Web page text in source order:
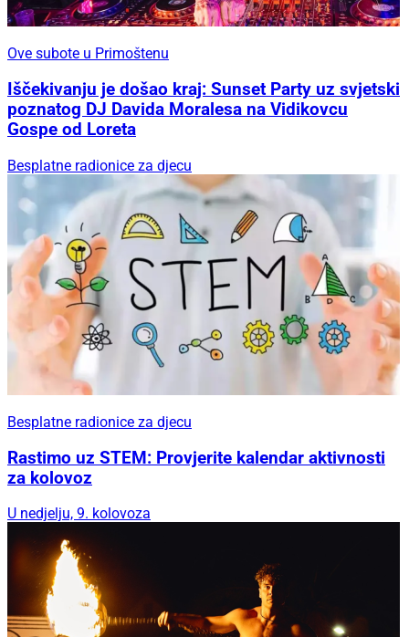
Ove subote u Primoštenu
Iščekivanju je došao kraj: Sunset Party uz svjetski
Gospe od Loreta
Besplatne radionice za djecu
Besplatne radionice za djecu
Rastimo uz STEM: Provjerite kalendar aktivnosti
U nedjelju, 9. kolovoza